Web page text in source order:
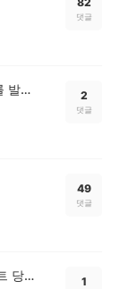
댓글
💰[당첨자 발표] 우리 동네 썰전 11회차 당첨자를 발표합니다! 2
댓글
49
댓글
💰[당첨자 발표] 24회차 우리 동네 정보왕 이벤트 당첨자를 발표합니다! 1